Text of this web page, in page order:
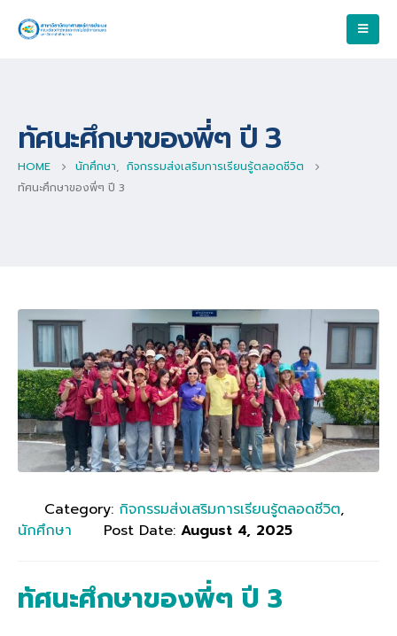
ทัศนะศึกษาของพี่ๆ ปี 3
HOME นักศึกษา, กิจกรรมส่งเสริมการเรียนรู้ตลอดชีวิต
ทัศนะศึกษาของพี่ๆ ปี 3
Category: กิจกรรมส่งเสริมการเรียนรู้ตลอดชีวิต,
นักศึกษา
Post Date: August 4, 2025
ทัศนะศึกษาของพี่ๆ ปี 3